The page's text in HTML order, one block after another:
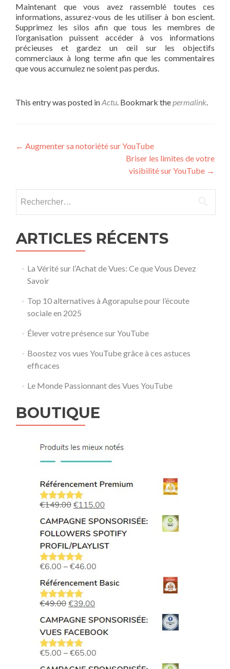
Maintenant que vous avez rassemblé toutes ces
informations, assurez-vous de les utiliser à bon escient.
Supprimez les silos afin que tous les membres de
l’organisation puissent accéder à vos informations
précieuses et gardez un œil sur les objectifs
commerciaux à long terme afin que les commentaires
que vous accumulez ne soient pas perdus.
This entry was posted inActu . Bookmark the permalink
Post navigation
← Augmenter sa notoriété sur YouTube
Briser les limites de votre
visibilité sur YouTube →
ARTICLES RÉCENTS
La Vérité sur l’Achat de Vues: Ce que Vous Devez
Savoir
Top 10 alternatives à Agorapulse pour l’écoute
sociale en 2025
Élever votre présence sur YouTube
Boostez vos vues YouTube grâce à ces astuces
efficaces
Le Monde Passionnant des Vues YouTube
BOUTIQUE